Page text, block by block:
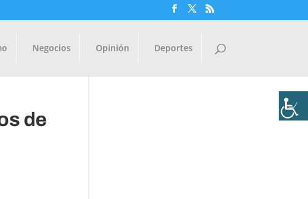
Negocios Opinión Deportes
de